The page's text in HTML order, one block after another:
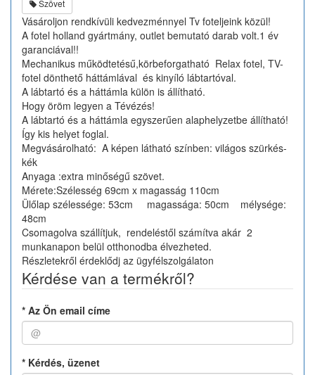
Szövet
Vásároljon rendkívüli kedvezménnyel Tv foteljeink közül!
A fotel holland gyártmány, outlet bemutató darab volt.1 év
garanciával!!
Mechanikus működtetésű,körbeforgatható Relax fotel, TV-
fotel dönthető háttámlával és kinyíló lábtartóval.
A lábtartó és a háttámla külön is állítható.
Hogy öröm legyen a Tévézés!
A lábtartó és a háttámla egyszerűen alaphelyzetbe állítható!
Így kis helyet foglal.
Megvásárolható: A képen látható színben: világos szürkés-
kék
Anyaga :extra minőségű szövet.
Mérete:Szélesség 69cm x magasság 110cm
Ülőlap szélessége: 53cm magassága: 50cm mélysége:
48cm
Csomagolva szállítjuk, rendeléstől számítva akár 2
munkanapon belül otthonodba élvezheted.
Részletekről érdeklődj az ügyfélszolgálaton
Kérdése van a termékről?
* Az Ön email címe
* Kérdés, üzenet